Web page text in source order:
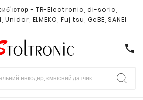
- TR-Electronic, di-soric,
Unidor, ELMEKO, Fujitsu, GeBE, SANEI
call